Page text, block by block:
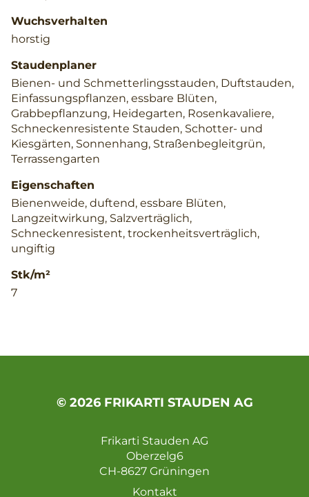
Wuchsverhalten
horstig
Staudenplaner
Bienen- und Schmetterlingsstauden, Duftstauden,
Einfassungspflanzen, essbare Blüten,
Grabbepflanzung, Heidegarten, Rosenkavaliere,
Schneckenresistente Stauden, Schotter- und
Kiesgärten, Sonnenhang, Straßenbegleitgrün,
Terrassengarten
Eigenschaften
Bienenweide, duftend, essbare Blüten,
Langzeitwirkung, Salzverträglich,
Schneckenresistent, trockenheitsverträglich,
ungiftig
Stk/m²
7
© 2026 FRIKARTI STAUDEN AG
Frikarti Stauden AG
Oberzelg6
CH-8627 Grüningen
Kontakt